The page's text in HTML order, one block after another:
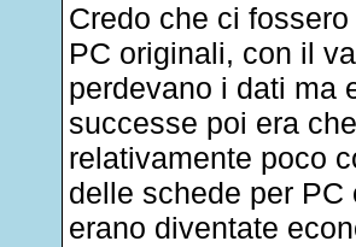
Credo che ci
PC originali, con il
perdevano i dati ma
successe poi era
relativamente poco
delle schede per
erano diventate